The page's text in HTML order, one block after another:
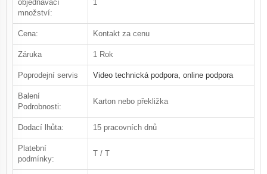
objednávací
množství:
1
Cena: Kontakt za cenu
Záruka 1 Rok
Poprodejní servis Video technická podpora, online podpora
Balení
Podrobnosti:
Karton nebo překližka
Dodací lhůta: 15 pracovních dnů
Platební
podmínky:
T / T